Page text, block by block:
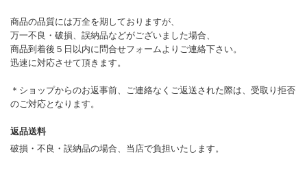
商品の品質には万全を期しておりますが、
万一不良・破損、誤納品などがございました場合、
商品到着後５日以内に問合せフォームよりご連絡下さい。
迅速に対応させて頂きます。
＊ショップからのお返事前、ご連絡なくご返送された際は、受取り拒否
のご対応となります。
返品送料
破損・不良・誤納品の場合、当店で負担いたします。